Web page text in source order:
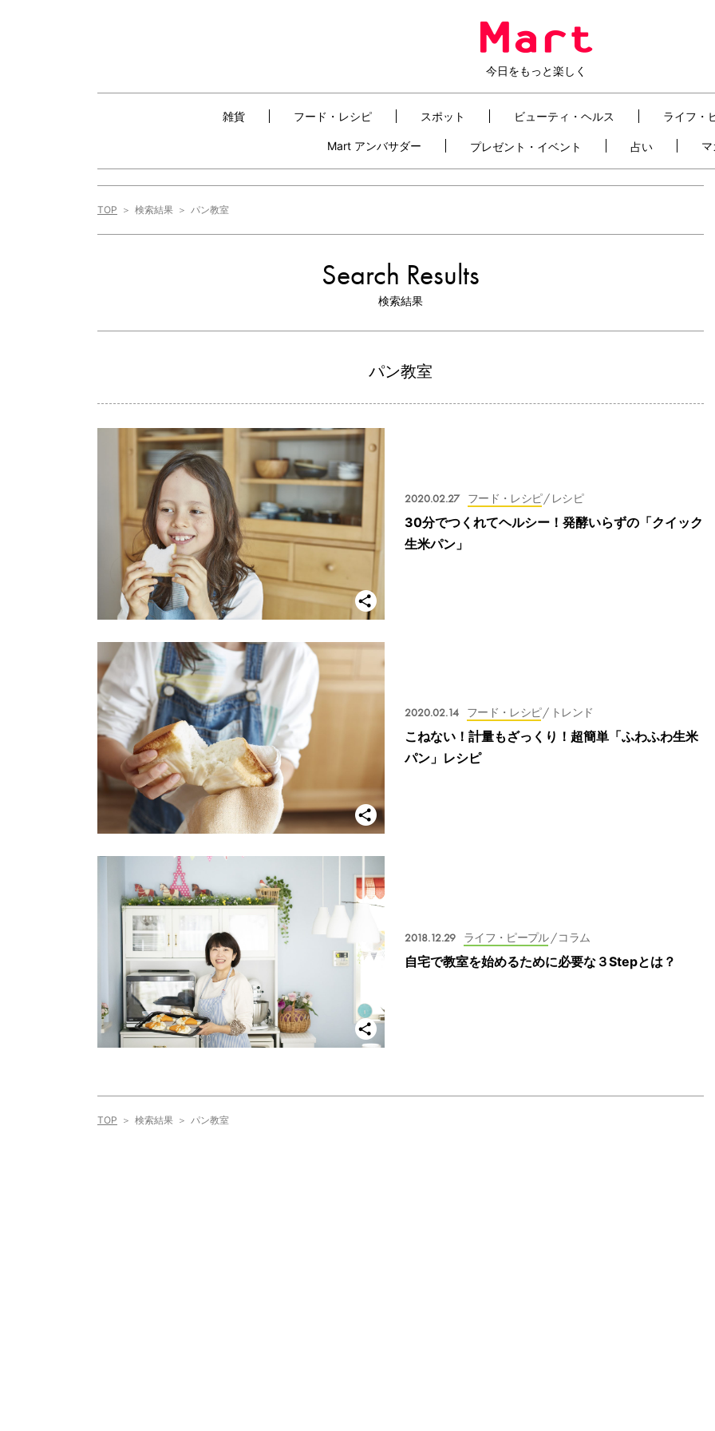
今日をもっと楽しく
雑貨 フード・レシピ スポット ビューティ・ヘルス ライフ・
Mart アンバサダー プレゼント・イベント 占い
TOP 検索結果 パン教室
Search Results
検索結果
パン教室
2020.02.27 フード・レシピ/ レシピ
30分でつくれてヘルシー！発酵いらずの「クイック
生米パン」
2020.02.14 フード・レシピ/ トレンド
こねない！計量もざっくり！超簡単「ふわふわ生米
パン」レシピ
2018.12.29 ライフ・ピープル / コラム
自宅で教室を始めるために必要な３Stepとは？
TOP 検索結果 パン教室